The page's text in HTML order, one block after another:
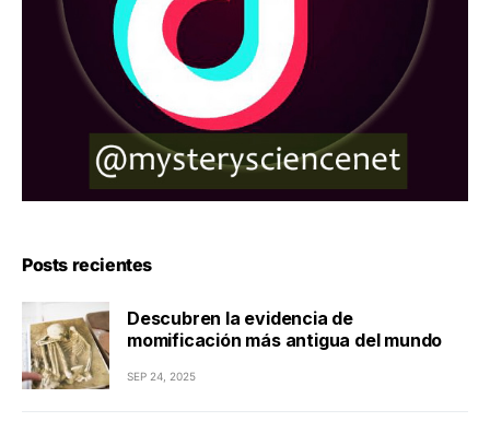
Posts recientes
Descubren la evidencia de
momificación más antigua del mundo
SEP 24, 2025